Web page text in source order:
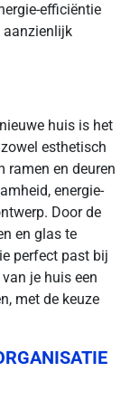
efficiëntie
aanzienlijk
huis is het
esthetisch
ramen en deuren
energie-
Door de
en glas te
perfect past bij
je huis een
met de keuze